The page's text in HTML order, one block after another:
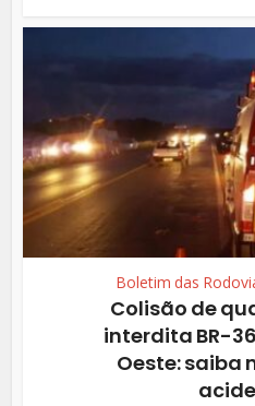
Boletim das
Colisão de
interdita BR-
Oeste: saiba